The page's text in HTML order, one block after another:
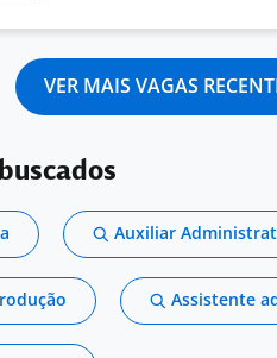
VER MAIS VAGAS
Auxiliar
Assistente